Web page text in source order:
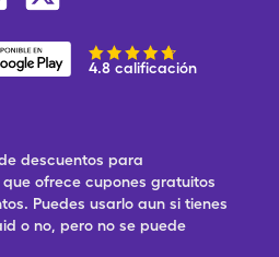
4.8 calificación
descuentos para
ofrece cupones gratuitos
Puedes usarlo aun si tienes
o no, pero no se puede